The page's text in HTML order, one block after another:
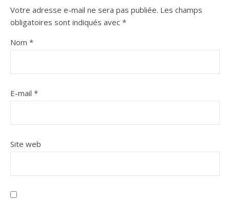
Votre adresse e-mail ne sera pas publiée. Les champs
obligatoires sont indiqués avec *
Nom *
E-mail *
Site web